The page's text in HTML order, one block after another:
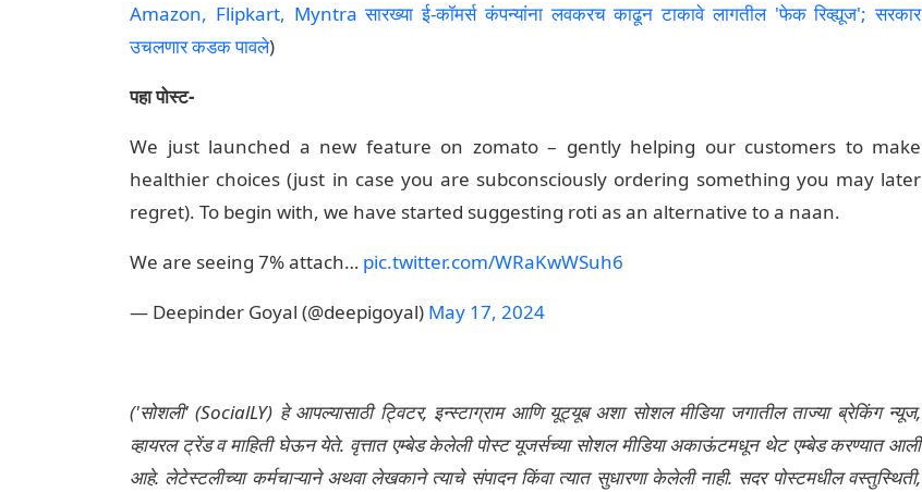
Amazon, Flipkart, Myntra सारख्या ई-कॉमर्स कंपन्यांना लवकरच काढून टाकावे लागतील 'फेक रिव्ह्यूज'; सरकार
उचलणार कडक पावले)
पहा पोस्ट-
We just launched a new feature on zomato – gently helping our customers to make
healthier choices (just in case you are subconsciously ordering something you may later
regret). To begin with, we have started suggesting roti as an alternative to a naan.
We are seeing 7% attach… pic.twitter.com/WRaKwWSuh6
— Deepinder Goyal (@deepigoyal) May 17, 2024
('सोशली' (SocialLY) हे आपल्यासाठी ट्विटर, इन्स्टाग्राम आणि यूट्यूब अशा सोशल मीडिया जगातील ताज्या ब्रेकिंग न्यूज,
व्हायरल ट्रेंड व माहिती घेऊन येते. वृत्तात एम्बेड केलेली पोस्ट यूजर्सच्या सोशल मीडिया अकाऊंटमधून थेट एम्बेड करण्यात आली
आहे. लेटेस्टलीच्या कर्मचाऱ्याने अथवा लेखकाने त्याचे संपादन किंवा त्यात सुधारणा केलेली नाही. सदर पोस्टमधील वस्तुस्थिती,